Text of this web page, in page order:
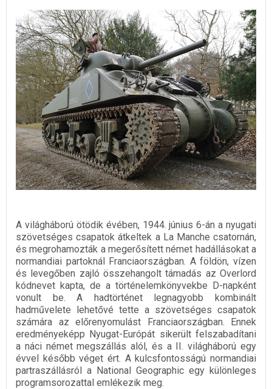
A világháború ötödik évében, 1944. június 6-án a nyugati
szövetséges csapatok átkeltek a La Manche csatornán,
és megrohamozták a megerősített német hadállásokat a
normandiai partoknál Franciaországban. A földön, vízen
és levegőben zajló összehangolt támadás az Overlord
kódnevet kapta, de a történelemkönyvekbe D-napként
vonult be. A hadtörténet legnagyobb kombinált
hadművelete lehetővé tette a szövetséges csapatok
számára az előrenyomulást Franciaországban. Ennek
eredményeképp Nyugat-Európát sikerült felszabadítani
a náci német megszállás alól, és a II. világháború egy
évvel később véget ért. A kulcsfontosságú normandiai
partraszállásról a National Geographic egy különleges
programsorozattal emlékezik meg.